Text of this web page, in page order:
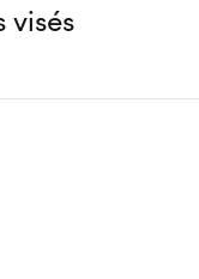
visés